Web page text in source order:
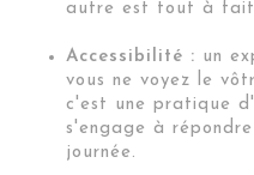
autre est tout à fait
Accessibilité : un
vous ne voyez le
c'est une pratique
s'engage à
journée.